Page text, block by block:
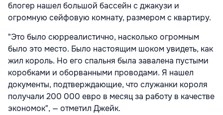
блогер нашел большой бассейн с джакузи и
огромную сейфовую комнату, размером с квартиру.
"Это было сюрреалистично, насколько огромным
было это место. Было настоящим шоком увидеть, как
жил король. Но его спальня была завалена пустыми
коробками и оборванными проводами. Я нашел
документы, подтверждающие, что служанки короля
получали 200 000 евро в месяц за работу в качестве
экономок", — отметил Джейк.